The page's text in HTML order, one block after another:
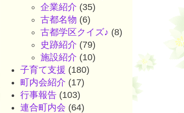
企業紹介 (35)
古都名物 (6)
古都学区クイズ♪ (8)
史跡紹介 (79)
施設紹介 (10)
子育て支援 (180)
町内会紹介 (17)
行事報告(103)
連合町内会 (64)